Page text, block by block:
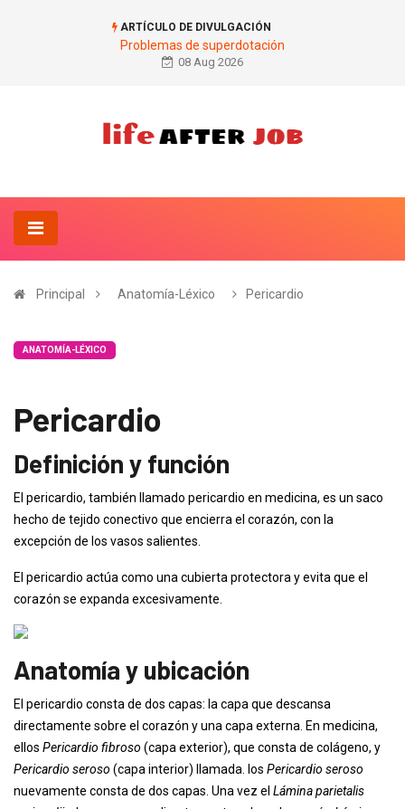
ARTÍCULO DE DIVULGACIÓN
Problemas de superdotación
08 Aug 2026
Principal Anatomía-Léxico Pericardio
ANATOMÍA-LÉXICO
Pericardio
Definición y función
El pericardio, también llamado pericardio en medicina, es un saco
hecho de tejido conectivo que encierra el corazón, con la
excepción de los vasos salientes.
El pericardio actúa como una cubierta protectora y evita que el
corazón se expanda excesivamente.
Anatomía y ubicación
El pericardio consta de dos capas: la capa que descansa
directamente sobre el corazón y una capa externa. En medicina,
ellos Pericardio fibroso (capa exterior), que consta de colágeno, y
Pericardio seroso (capa interior) llamada. los Pericardio seroso
nuevamente consta de dos capas. Una vez el Lámina parietalis